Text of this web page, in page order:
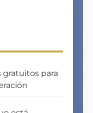
gratuitos para